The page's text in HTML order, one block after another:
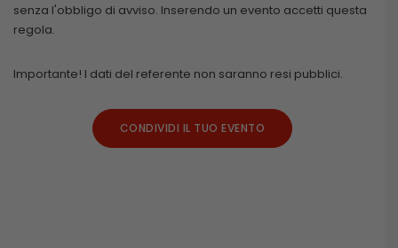
senza l'obbligo di avviso. Inserendo un evento accetti questa
regola.
Importante! I dati del referente non saranno resi pubblici.
CONDIVIDI IL TUO EVENTO